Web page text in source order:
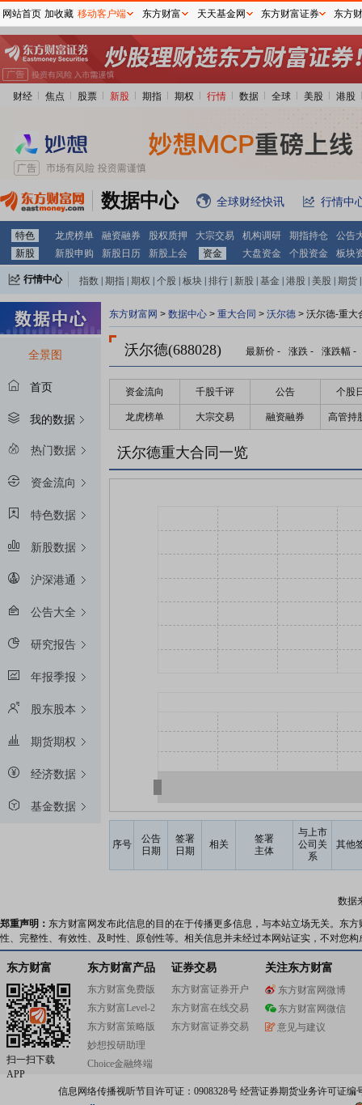
财经 焦点 股票 新股 期指 期权 行情 数据 全球 美股 港股
数据中心 全球财经快讯 行情中
特色 龙虎榜单 融资融券 股权质押 大宗交易 机构调研 期指持仓
公告
新股
新股申购 新股日历 新股上会 资金 大盘资金 个股资金 板块
行情中心 指数 期指 期权 个股 板块 排行 新股 基金 港股 美股 期货
全景图
首页
我的数据
热门数据
资金流向
特色数据
新股数据
沪深港通
公告大全
研究报告
年报季报
股东股本
期货期权
经济数据
基金数据
东方财富网 > 数据中心 > 重大合同 > 沃尔德 > 沃尔德-重大
沃尔德(688028) 最新价 - 涨跌 - 涨跌幅 -
资金流向 千股千评 公告 个股
龙虎榜单 大宗交易 融资融券 高管持
沃尔德重大合同一览
序号
公告
日期
签署
日期
相关
签署
主体
与上市
公司关
系
其他
数据
郑重声明： 东方财富网发布此信息的目的在于传播更多信息，与本站立场无关。东
性、完整性、有效性、及时性、原创性等。相关信息并未经过本网站证实，不对您
东方财富
扫一扫下载
APP
东方财富产品
东方财富免费版
东方财富Level-2
东方财富策略版
妙想投研助理
Choice金融终端
证券交易
东方财富证券开户
东方财富在线交易
东方财富证券交易
关注东方财富
东方财富网微博
东方财富网微信
意见与建议
信息网络传播视听节目许可证：0908328号 经营证券期货业务许可证编
网站首页 加收藏 移动客户端 东方财富 天天基金网 东方财富证券 东方